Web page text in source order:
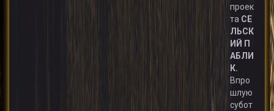
проек
та СЕ
ЛЬСК
ИЙ П
АБЛИ
К.
Впро
шлую
субот